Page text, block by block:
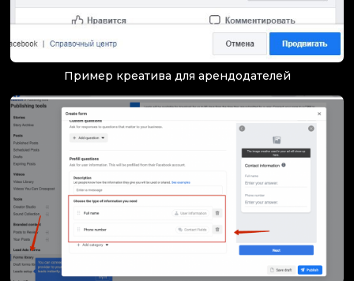
Пример креатива для арендодателей